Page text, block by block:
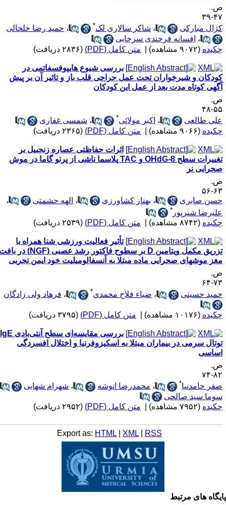
۳۹
مبارکی
،شاکر سالاری لک* ،حمید رضا خلخالی
،افسانه فرخندی سرخابی
(۹۰۷۲ مشاهده) | متن کامل (PDF) (۲۸۳۶ دریافت)
بررسی شیوع هایپوفسفاتمی در
و شیرخواران تحت عمل جراحی قلب باز و تاثیر آن بر پیش
کوتاه مدت بعد از عمل این کودکان
۴۸
طالعی
،اکبر مولائی ،شمسی غفاری
(۹۰۶۶ مشاهده) | متن کامل (PDF) (۲۳۶۵ دریافت)
اثرات حفاظتی عصاره زنجبیل بر
تغییرات سطح 8-OHdG و TAC پلاسما ناشی از پرتو گاما در موش
نر
۵۶
صابری
، بهناز کشاورزی ، الهه حشمتی
،
شیرپور
(۸۷۴۲ مشاهده) | متن کامل (PDF) (۲۵۳۹ دریافت)
تأثیر فعالیت ورزشی شنا همراه با
تزریق مکمل ویتامین D بر سطوح فاکتور رشد عصبی (NGF) در بافت
موشهای صحرایی ماده مبتلا به آنسفالومیلیت خود ایمن تجربی
۶۴
حسینی
،ضیاء فلاح محمدی ،فرهاد ولی زادگان
(۱۰۱۷۶ مشاهده) | متن کامل (PDF) (۳۷۹۵ دریافت)
بررسی مقایسه‌ای سطح آنتی‌بادی IgE
سرمی در بیماران مبتلا به اسکیزوفرنیا و اختلال افسردگی
۷۴
حامدنیا* ،محمدرضا انوشه ،شهرام شهابی
،
سید صالحی
(۷۹۵۲ مشاهده) | متن کامل (PDF) (۲۹۵۲ دریافت)
Export as:HTML |XML |RSS
های مرتبط